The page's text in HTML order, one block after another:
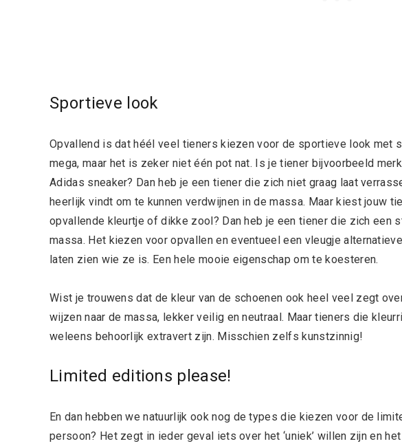
Sportieve look
Opvallend is dat héél veel tieners kiezen voor de sportieve look met
mega, maar het is zeker niet één pot nat. Is je tiener bijvoorbeeld
Adidas sneaker? Dan heb je een tiener die zich niet graag laat
heerlijk vindt om te kunnen verdwijnen in de massa. Maar kiest jouw
opvallende kleurtje of dikke zool? Dan heb je een tiener die zich een
massa. Het kiezen voor opvallen en eventueel een vleugje
laten zien wie ze is. Een hele mooie eigenschap om te koesteren.
Wist je trouwens dat de kleur van de schoenen ook heel veel zegt
wijzen naar de massa, lekker veilig en neutraal. Maar tieners die
weleens behoorlijk extravert zijn. Misschien zelfs kunstzinnig!
Limited editions please!
En dan hebben we natuurlijk ook nog de types die kiezen voor de
persoon? Het zegt in ieder geval iets over het ‘uniek’ willen zijn en